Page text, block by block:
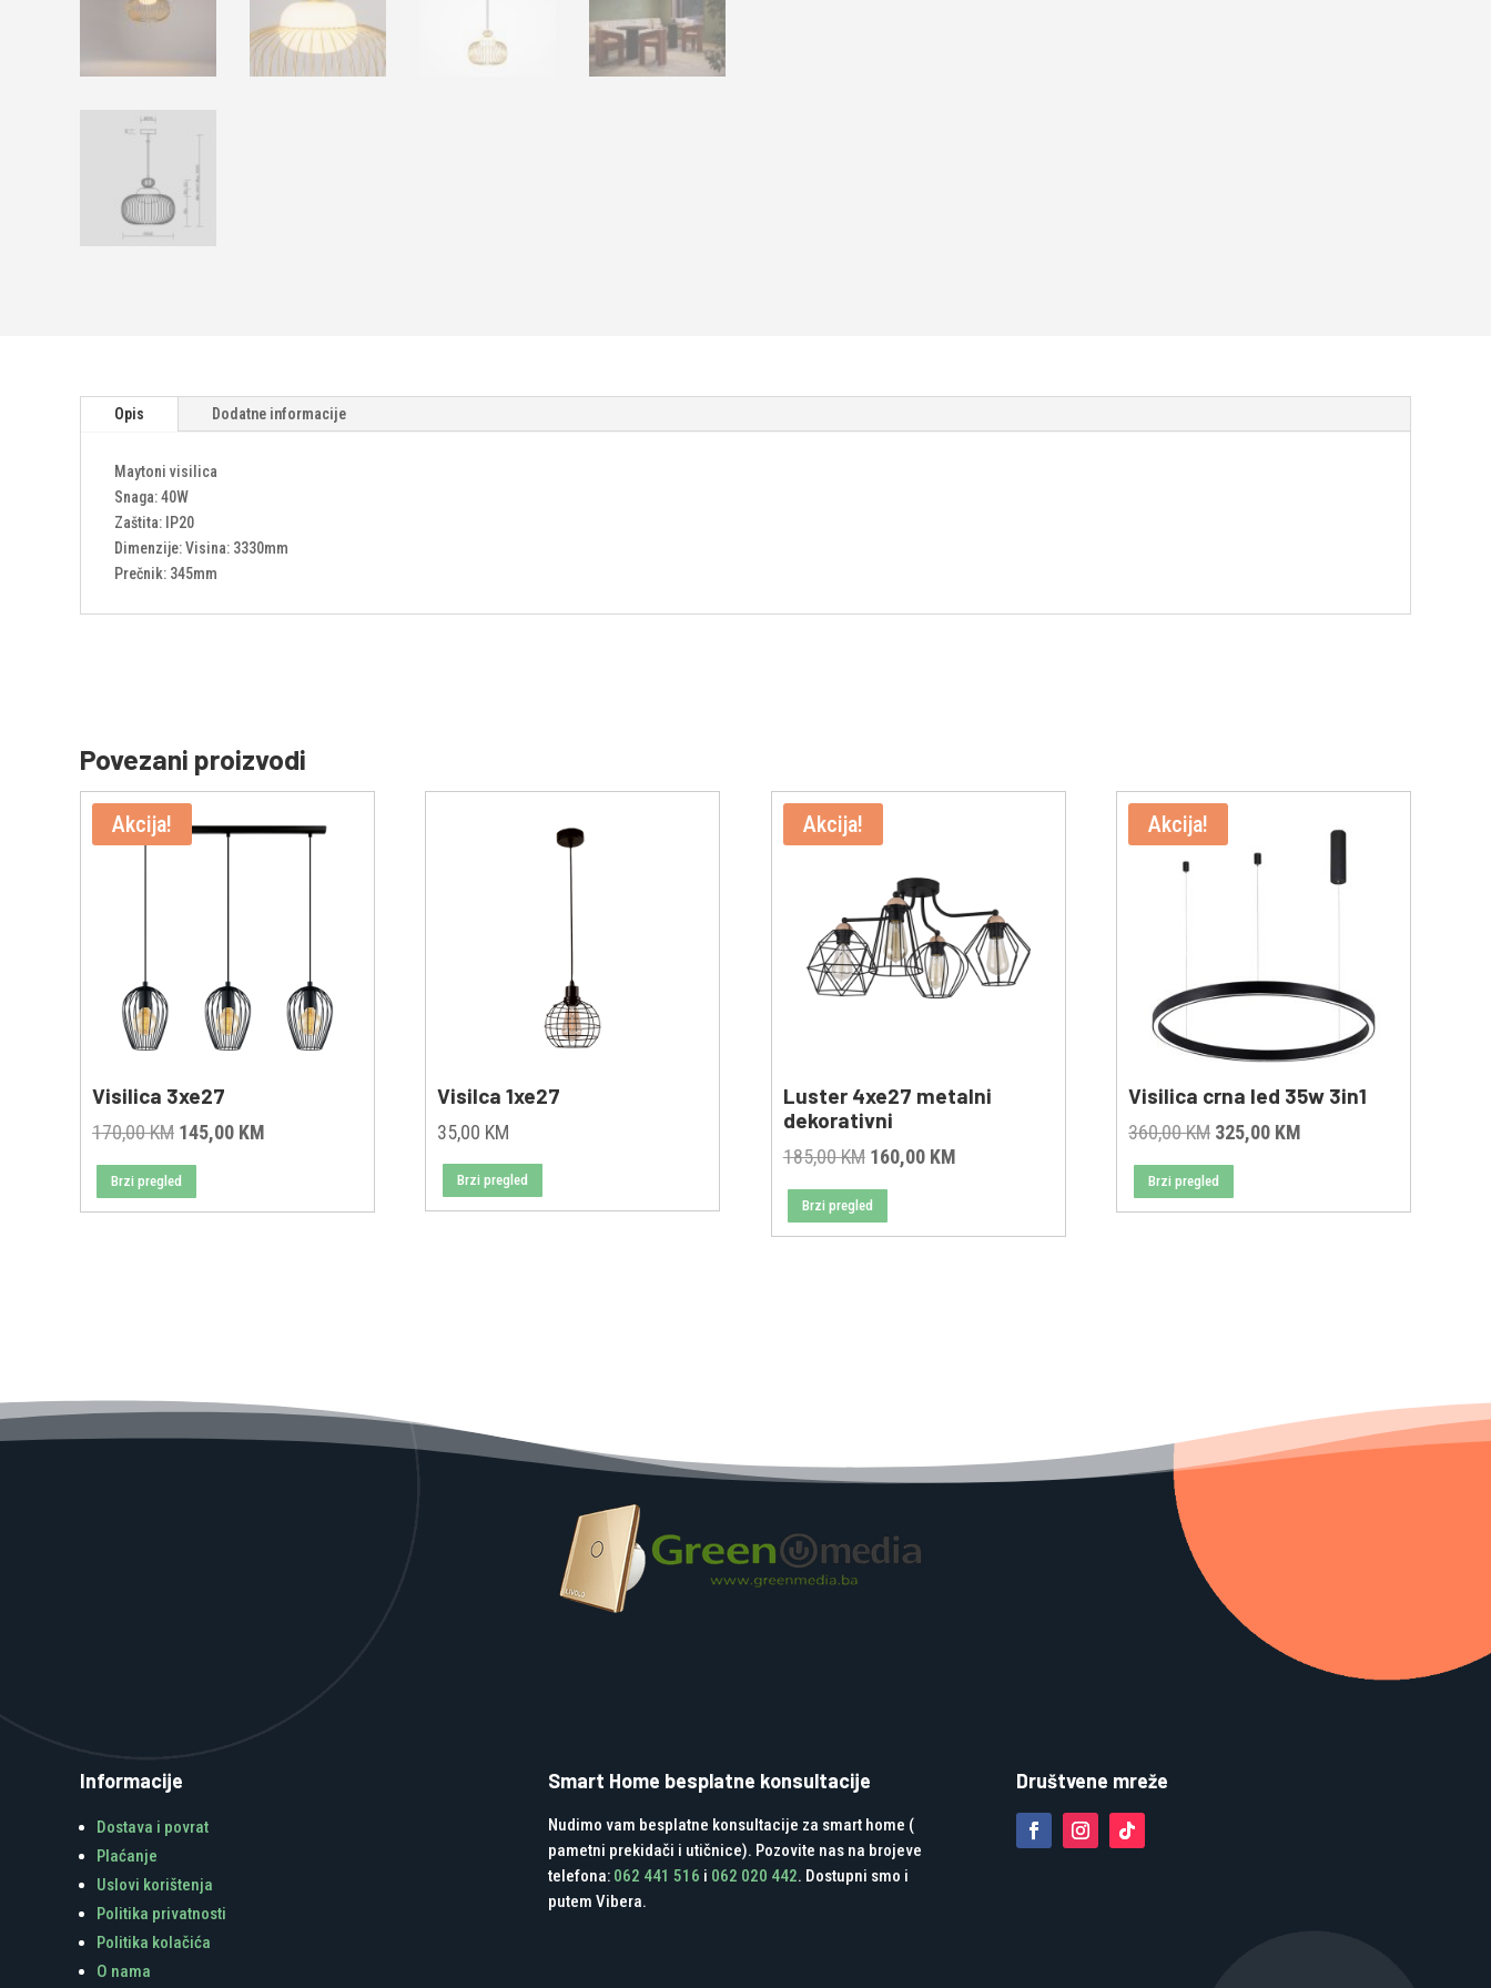
Opis Dodatne informacije
Maytoni visilica
Snaga: 40W
Zaštita: IP20
Dimenzije: Visina: 3330mm
Prečnik: 345mm
Povezani proizvodi
Akcija!
Visilica 3xe27
170,00KM Original
price
was:
170,00 KM.
145,00 KM
145,00 KM.
Brzi pregled
Visilca 1xe27
35,00 KM
Brzi pregled
Akcija!
Luster 4xe27 metalni
dekorativni
185,00KM Original
price
was:
185,00 KM.
160,00 KMCurrent
160,00 KM.
Brzi pregled
Akcija!
Visilica crna led 35w 3in1
360,00KM Original
price
was:
360,00 KM.
325,00 KM
325,00 KM.
Brzi pregled
Informacije
Dostava i povrat
Plaćanje
Uslovi korištenja
Politika privatnosti
Politika kolačića
O nama
Smart Home besplatne konsultacije
Nudimo vam besplatne konsultacije za smart home (
pametni prekidači i utičnice). Pozovite nas na brojeve
telefona: 062 441 516 i 062 020 442. Dostupni smo i
putem Vibera.
Društvene mreže